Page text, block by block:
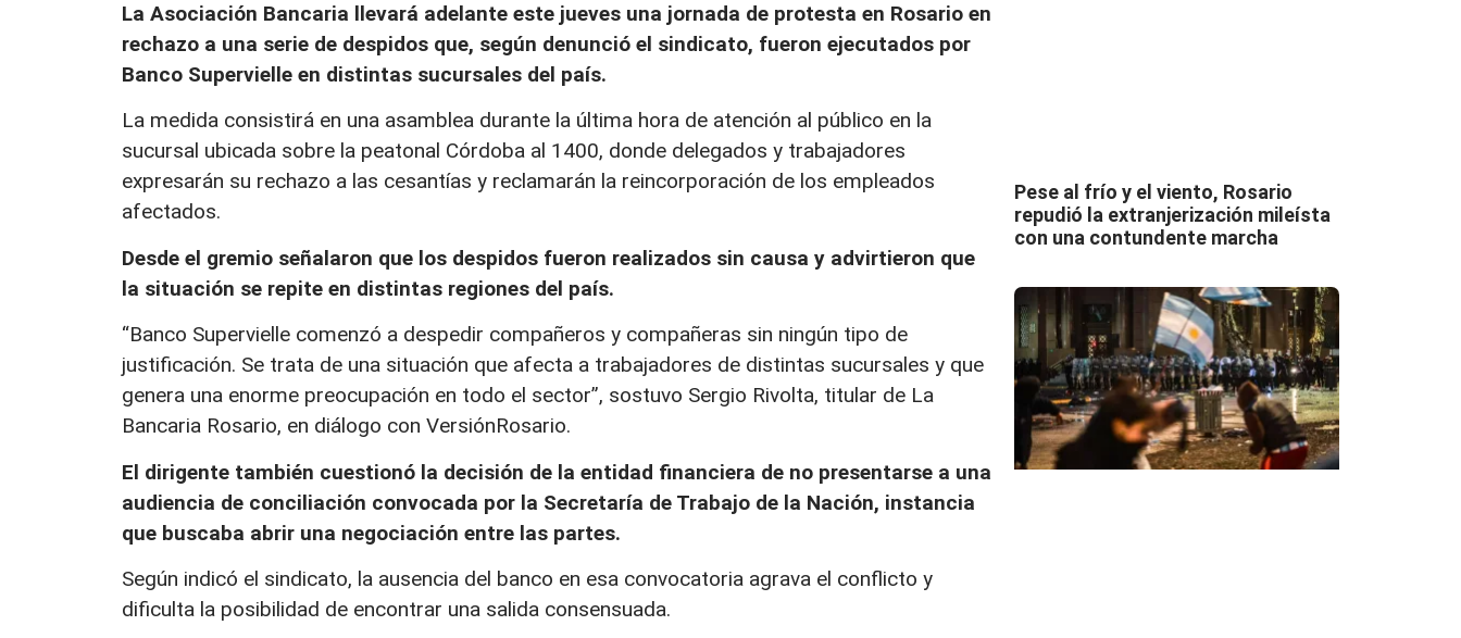
La Asociación Bancaria llevará adelante este jueves una jornada de protesta en Rosario en
rechazo a una serie de despidos que, según denunció el sindicato, fueron ejecutados por
Banco Supervielle en distintas sucursales del país.
La medida consistirá en una asamblea durante la última hora de atención al público en la
sucursal ubicada sobre la peatonal Córdoba al 1400, donde delegados y trabajadores
expresarán su rechazo a las cesantías y reclamarán la reincorporación de los empleados
afectados.
Desde el gremio señalaron que los despidos fueron realizados sin causa y advirtieron que
la situación se repite en distintas regiones del país.
“Banco Supervielle comenzó a despedir compañeros y compañeras sin ningún tipo de
justificación. Se trata de una situación que afecta a trabajadores de distintas sucursales y que
genera una enorme preocupación en todo el sector”, sostuvo Sergio Rivolta, titular de La
Bancaria Rosario, en diálogo con VersiónRosario.
El dirigente también cuestionó la decisión de la entidad financiera de no presentarse a una
audiencia de conciliación convocada por la Secretaría de Trabajo de la Nación, instancia
que buscaba abrir una negociación entre las partes.
Según indicó el sindicato, la ausencia del banco en esa convocatoria agrava el conflicto y
dificulta la posibilidad de encontrar una salida consensuada.
Pese al frío y el viento, Rosario
repudió la extranjerización mileísta
con una contundente marcha